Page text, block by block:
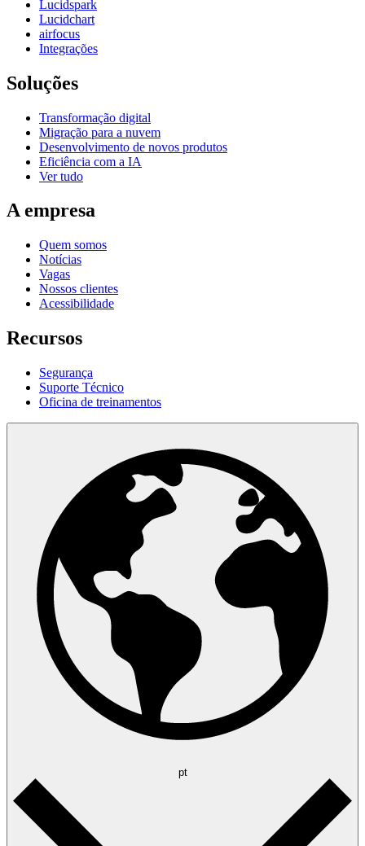
Lucidspark
Lucidchart
airfocus
Integrações
Soluções
Transformação digital
Migração para a nuvem
Desenvolvimento de novos produtos
Eficiência com a IA
Ver tudo
A empresa
Quem somos
Notícias
Vagas
Nossos clientes
Acessibilidade
Recursos
Segurança
Suporte Técnico
Oficina de treinamentos
pt